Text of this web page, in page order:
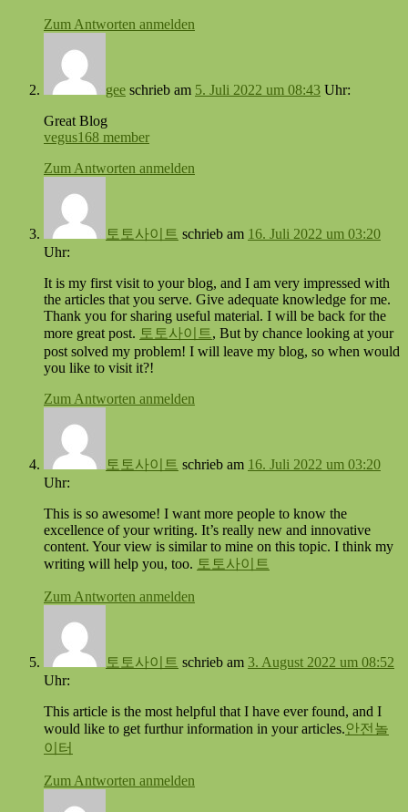
Zum Antworten anmelden
gee schrieb am 5. Juli 2022 um 08:43 Uhr:
Great Blog
vegus168 member
Zum Antworten anmelden
토토사이트 schrieb am 16. Juli 2022 um 03:20
Uhr:
It is my first visit to your blog, and I am very impressed with
the articles that you serve. Give adequate knowledge for me.
Thank you for sharing useful material. I will be back for the
more great post. 토토사이트 , But by chance looking at your
post solved my problem! I will leave my blog, so when would
you like to visit it?!
Zum Antworten anmelden
토토사이트 schrieb am 16. Juli 2022 um 03:20
Uhr:
This is so awesome! I want more people to know the
excellence of your writing. It’s really new and innovative
content. Your view is similar to mine on this topic. I think my
writing will help you, too. 토토사이트
Zum Antworten anmelden
토토사이트 schrieb am 3. August 2022 um 08:52
Uhr:
This article is the most helpful that I have ever found, and I
would like to get furthur information in your articles.안전놀
이터
Zum Antworten anmelden